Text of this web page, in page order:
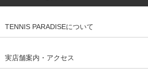
TENNIS PARADISEについて
実店舗案内・アクセス